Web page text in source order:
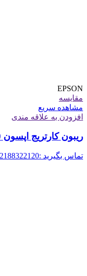
EPSON
مقایسه
مشاهده سریع
افزودن به علاقه مندی
ریبون کارتریج اپسون LQ-350
تماس بگیرید :02188322120